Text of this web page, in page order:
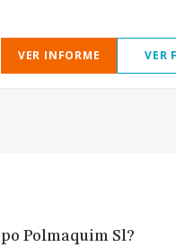
VER INFORME VER
Polmaquim Sl?